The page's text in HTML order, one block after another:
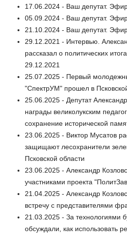
17.06.2024 - Ваш депутат.
05.09.2024 - Ваш депутат.
21.10.2024 - Ваш депутат.
29.12.2021 - Интервью.
рассказал о политических
29.12.2021
25.07.2025 - Первый
"СпектрУМ" прошел в
25.06.2025 - Депутат
награды великолукским
сохранение исторической
23.06.2025 - Виктор Мусатов
защищают лесохранители
Псковской области
23.06.2025 - Александр
участниками проекта
21.04.2025 - Александр
встречу с представителями
21.03.2025 - За технологиями
обсуждали, как использовать